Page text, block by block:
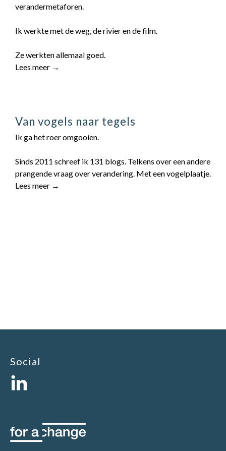
verandermetaforen.
Ik werkte met de weg, de rivier en de film.
Ze werkten allemaal goed.
Lees meer →
Van vogels naar tegels
Ik ga het roer omgooien.
Sinds 2011 schreef ik 131 blogs. Telkens over een andere
prangende vraag over verandering. Met een vogelplaatje.
Lees meer →
Social